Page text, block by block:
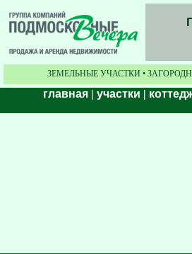
ЗЕМЕЛЬНЫЕ УЧАСТКИ •
главная | участки |